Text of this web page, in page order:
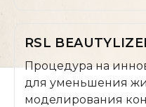
RSL
Процедура на
для уменьшения
моделирования